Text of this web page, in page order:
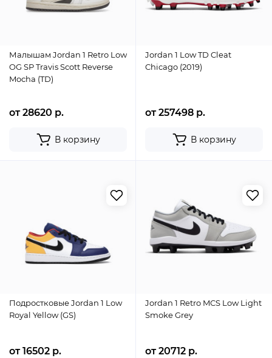
Малышам Jordan 1 Retro Low
OG SP Travis Scott Reverse
Mocha (TD)
от 28620 р.
В корзину
Jordan 1 Low TD Cleat
Chicago (2019)
от 257498 р.
В корзину
Подростковые Jordan 1 Low
Royal Yellow (GS)
от 16502 р.
Jordan 1 Retro MCS Low Light
Smoke Grey
от 20712 р.